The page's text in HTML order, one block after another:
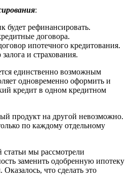
:
будет рефинансировать.
договора.
ипотечного кредитования.
и страхования.
единственно возможным
одновременно оформить и
кредит в одном кредитном
продукт на другой невозможно.
по каждому отдельному
мы рассмотрели
заменить одобренную ипотеку
что сделать это